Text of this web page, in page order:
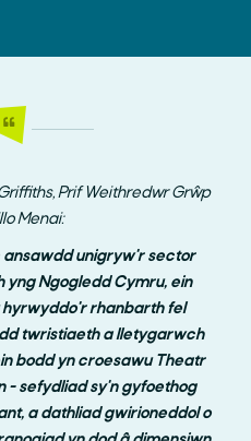
Prif Weithredwr Grŵp
Menai:
unigryw'r sector
Ngogledd Cymru, ein
rhanbarth fel
twristiaeth a lletygarwch
bodd yn croesawu Theatr
- sefydliad sy'n gyfoethog
a dathliad gwirioneddol o